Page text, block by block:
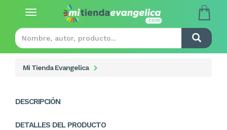
Toggle
Mi Tienda Evangelica
DESCRIPCIÓN
DETALLES DEL PRODUCTO